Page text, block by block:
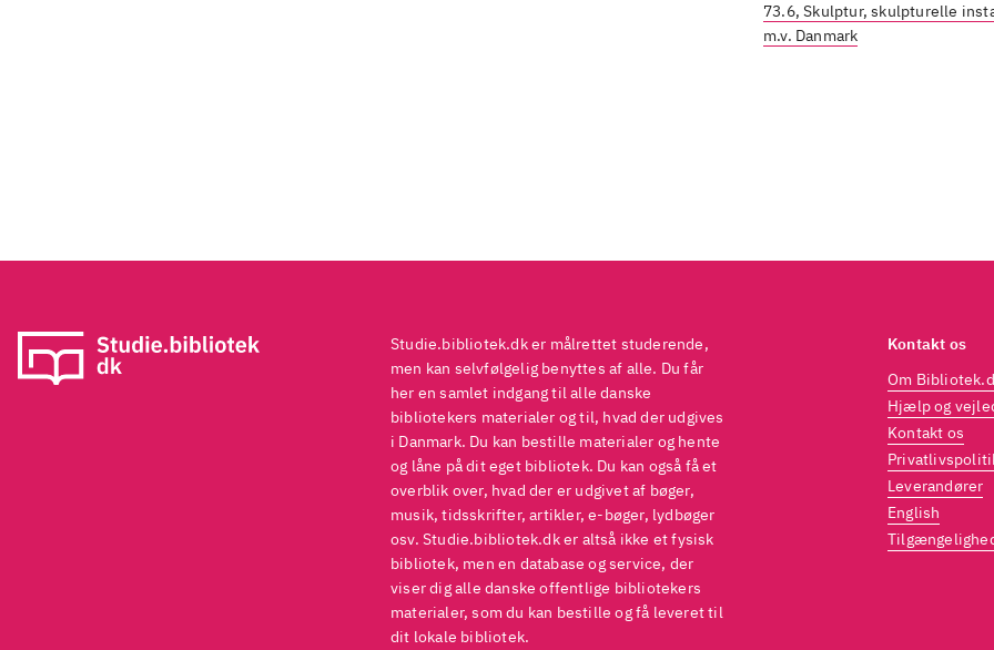
73.6, Skulptur, skulpturelle
m.v. Danmark
Studie.bibliotek.dk er målrettet studerende,
men kan selvfølgelig benyttes af alle. Du får
her en samlet indgang til alle danske
bibliotekers materialer og til, hvad der udgives
i Danmark. Du kan bestille materialer og hente
og låne på dit eget bibliotek. Du kan også få et
overblik over, hvad der er udgivet af bøger,
musik, tidsskrifter, artikler, e-bøger, lydbøger
osv. Studie.bibliotek.dk er altså ikke et fysisk
bibliotek, men en database og service, der
viser dig alle danske offentlige bibliotekers
materialer, som du kan bestille og få leveret til
dit lokale bibliotek.
Kontakt os
Om
Hjælp og
Kontakt os
Leverandører
English